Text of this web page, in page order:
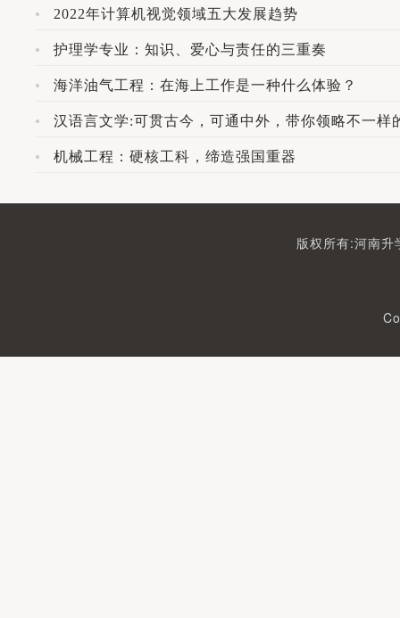
2022年计算机视觉领域五大发展趋势
护理学专业：知识、爱心与责任的三重奏
海洋油气工程：在海上工作是一种什么体验？
汉语言文学:可贯古今，可通中外，带你领略不一样
机械工程：硬核工科，缔造强国重器
版权所有:河南